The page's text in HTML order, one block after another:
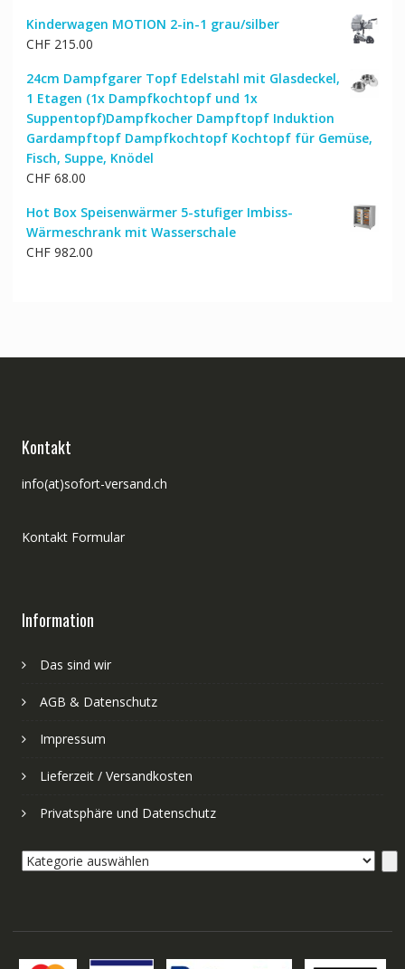
Kinderwagen MOTION 2-in-1 grau/silber
CHF215.00
24cm Dampfgarer Topf Edelstahl mit Glasdeckel,
1 Etagen (1x Dampfkochtopf und 1x
Suppentopf)Dampfkocher Dampftopf Induktion
Gardampftopf Dampfkochtopf Kochtopf für Gemüse,
Fisch, Suppe, Knödel
CHF68.00
Hot Box Speisenwärmer 5-stufiger Imbiss-
Wärmeschrank mit Wasserschale
CHF982.00
Kontakt
info(at)sofort-versand.ch
Kontakt Formular
Information
Das sind wir
AGB & Datenschutz
Impressum
Lieferzeit / Versandkosten
Privatsphäre und Datenschutz
Kategorie